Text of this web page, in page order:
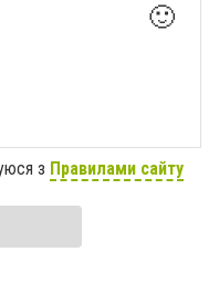
🙂
з Правилами сайту